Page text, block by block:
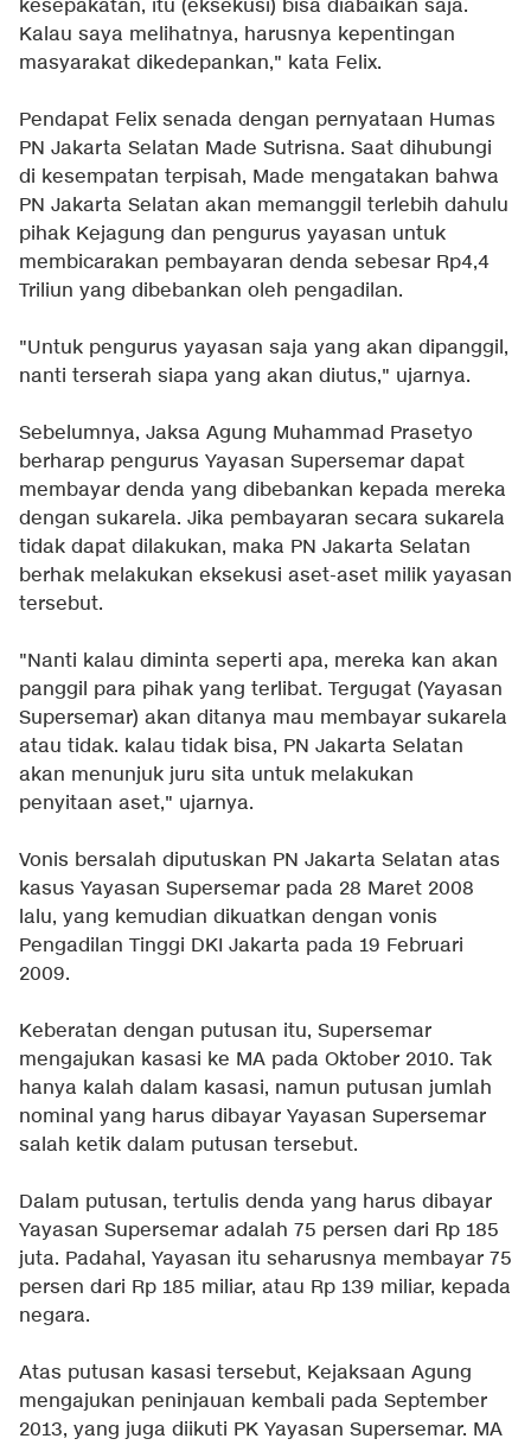
kesepakatan, itu (eksekusi) bisa diabaikan saja.
Kalau saya melihatnya, harusnya kepentingan
masyarakat dikedepankan," kata Felix.
Pendapat Felix senada dengan pernyataan Humas
PN Jakarta Selatan Made Sutrisna. Saat dihubungi
di kesempatan terpisah, Made mengatakan bahwa
PN Jakarta Selatan akan memanggil terlebih dahulu
pihak Kejagung dan pengurus yayasan untuk
membicarakan pembayaran denda sebesar Rp4,4
Triliun yang dibebankan oleh pengadilan.
"Untuk pengurus yayasan saja yang akan dipanggil,
nanti terserah siapa yang akan diutus," ujarnya.
Sebelumnya, Jaksa Agung Muhammad Prasetyo
berharap pengurus Yayasan Supersemar dapat
membayar denda yang dibebankan kepada mereka
dengan sukarela. Jika pembayaran secara sukarela
tidak dapat dilakukan, maka PN Jakarta Selatan
berhak melakukan eksekusi aset-aset milik yayasan
tersebut.
"Nanti kalau diminta seperti apa, mereka kan akan
panggil para pihak yang terlibat. Tergugat (Yayasan
Supersemar) akan ditanya mau membayar sukarela
atau tidak. kalau tidak bisa, PN Jakarta Selatan
akan menunjuk juru sita untuk melakukan
penyitaan aset," ujarnya.
Vonis bersalah diputuskan PN Jakarta Selatan atas
kasus Yayasan Supersemar pada 28 Maret 2008
lalu, yang kemudian dikuatkan dengan vonis
Pengadilan Tinggi DKI Jakarta pada 19 Februari
2009.
Keberatan dengan putusan itu, Supersemar
mengajukan kasasi ke MA pada Oktober 2010. Tak
hanya kalah dalam kasasi, namun putusan jumlah
nominal yang harus dibayar Yayasan Supersemar
salah ketik dalam putusan tersebut.
Dalam putusan, tertulis denda yang harus dibayar
Yayasan Supersemar adalah 75 persen dari Rp 185
juta. Padahal, Yayasan itu seharusnya membayar 75
persen dari Rp 185 miliar, atau Rp 139 miliar, kepada
negara.
Atas putusan kasasi tersebut, Kejaksaan Agung
mengajukan peninjauan kembali pada September
2013, yang juga diikuti PK Yayasan Supersemar. MA